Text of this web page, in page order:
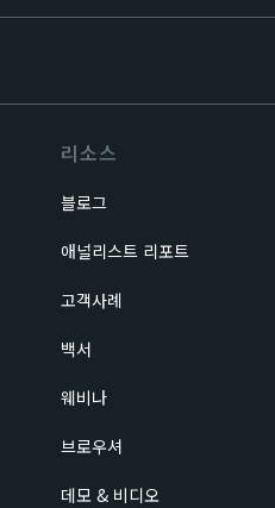
리소스
블로그
애널리스트 리포트
고객사례
백서
웨비나
브로우셔
데모 & 비디오